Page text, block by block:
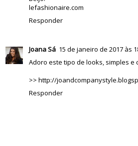
lefashionaire.com
Responder
Joana Sá 15 de janeiro de 2017 às
Adoro este tipo de looks, simples e
>> http://
Responder